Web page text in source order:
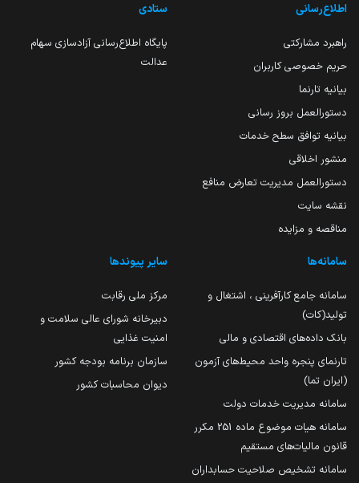
اطلاع‌رسانی
راهبرد مشارکتی
حریم خصوصی کاربران
بیانیه تارنما
دستورالعمل بروز رسانی
بیانیه توافق سطح خدمات
منشور اخلاقی
دستورالعمل مدیریت تعارض منافع
نقشه سایت
مناقصه و مزایده
ستادی
پایگاه اطلاع‌رسانی آزادسازی سهام
عدالت
سامانه‌ها
سامانه جامع کارآفرینی ، اشتغال و
تولید(کات)
بانک داده‌های اقتصادی و مالی
تارنمای پنجره واحد محیط‌های آزمون
(ایران تما)
سامانه مدیریت خدمات دولت
سامانه هیات موضوع ماده 251 مکرر
قانون مالیات‌های مستقیم
سامانه تشخیص صلاحیت حسابداران
سایر پیوندها
مرکز ملی رقابت
دبیرخانه شورای عالی سلامت و
امنیت غذایی
سازمان برنامه بودجه کشور
دیوان محاسبات کشور